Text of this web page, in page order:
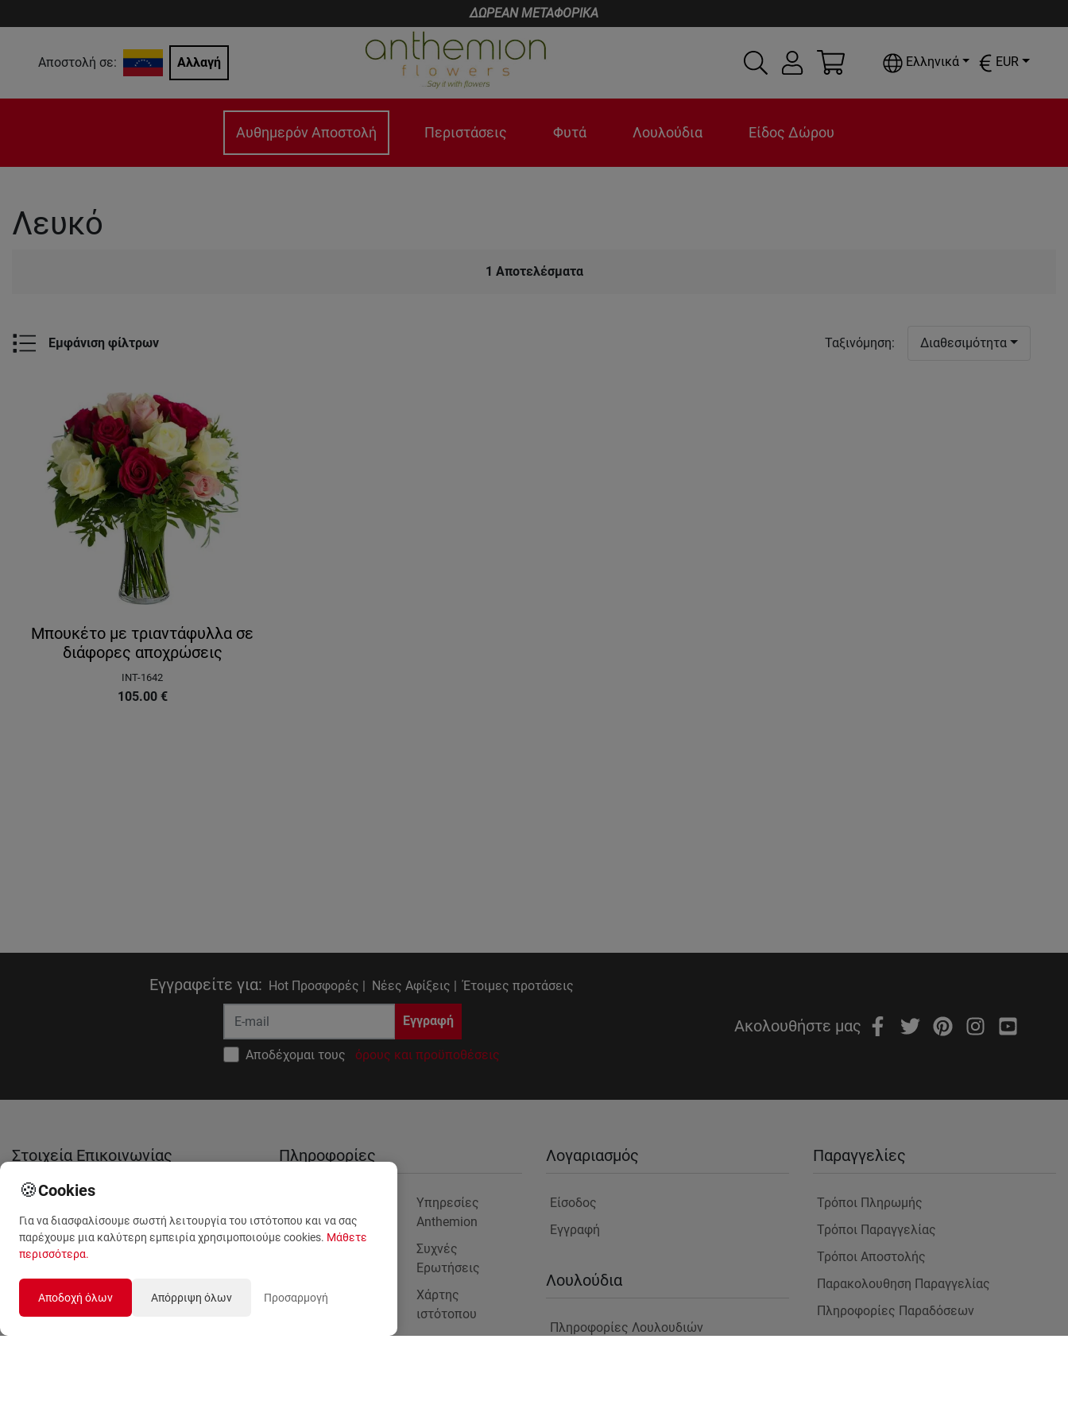
ΔΩΡΕΑΝ ΜΕΤΑΦΟΡΙΚΑ
Αποστολή σε: Αλλαγή Ελληνικά EUR
Αυθημερόν Αποστολή Περιστάσεις Φυτά Λουλούδια Είδος Δώρου
Λευκό
1 Αποτελέσματα
Εμφάνιση φίλτρων Ταξινόμηση: Διαθεσιμότητα
Μπουκέτο με τριαντάφυλλα σε
διάφορες αποχρώσεις
INT-1642
105.00 €
Εγγραφείτε για: Hot Προσφορές | Νέες Αφίξεις | Έτοιμες προτάσεις
Εγγραφή
Αποδέχομαι τους όρους και προϋποθέσεις
Ακολουθήστε μας
Στοιχεία Επικοινωνίας
(+30) 210 53 13 489
(+30) 210 59 09 789
Αιγάλεω, Αθήνα, 12243
Πληροφορίες
μας
Προσωπικά
Υπηρεσίες
Anthemion
Συχνές
Ερωτήσεις
Χάρτης
ιστότοπου
Blog
Λογαριασμός
Είσοδος
Εγγραφή
Λουλούδια
Πληροφορίες Λουλουδιών
Παραγγελίες
Τρόποι Πληρωμής
Τρόποι Παραγγελίας
Τρόποι Αποστολής
Παρακολουθηση Παραγγελίας
Πληροφορίες Παραδόσεων
🍪Cookies
Για να διασφαλίσουμε σωστή λειτουργία του ιστότοπου και να σας
παρέχουμε μια καλύτερη εμπειρία χρησιμοποιούμε cookies. Μάθετε
περισσότερα.
Αποδοχή όλων Απόρριψη όλων Προσαρμογή